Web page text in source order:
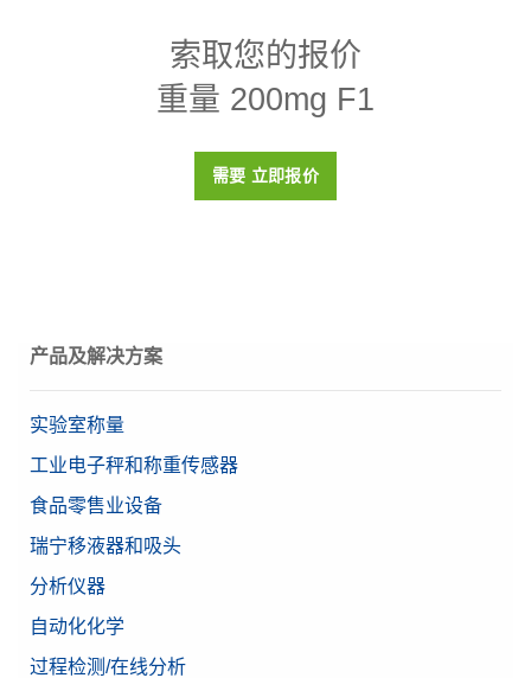
线状
8000 (± 30) kg/m3
< 0.2
否
OIML等级
索取您的报价
重量 200mg F1
需要 立即报价
产品及解决方案
实验室称量
工业电子秤和称重传感器
食品零售业设备
瑞宁移液器和吸头
分析仪器
自动化化学
过程检测/在线分析